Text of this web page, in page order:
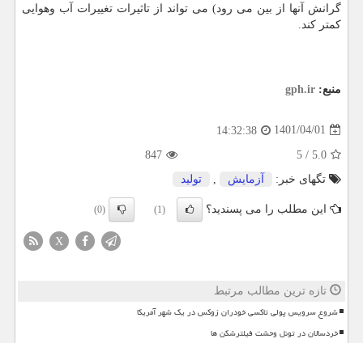
گرانش آنها از بین می رود) می تواند از تاثیرات تغییرات آب وهوایی
کمتر کند.
منبع: gph.ir
1401/04/01
14:32:38
5.0
/
5
847
تگهای خبر:
آزمایش , تولید
این مطلب را می پسندید؟ (1)
(0)
X
تازه ترین مطالب مرتبط
شروع سرویس پولی تاکسی خودران زوکس در یک شهر آمریکا
خردسالان در تونل وحشت فیلترشکن ها